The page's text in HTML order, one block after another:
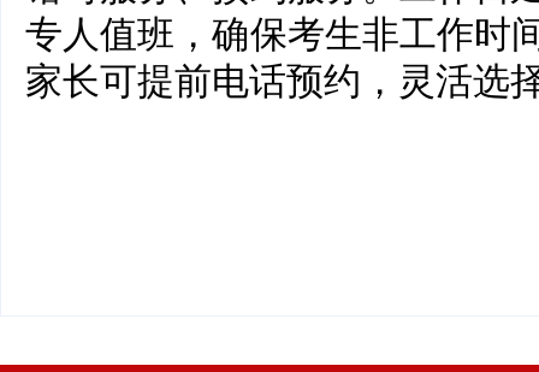
专人值班，确保考生非工作时
家长可提前电话预约，灵活选